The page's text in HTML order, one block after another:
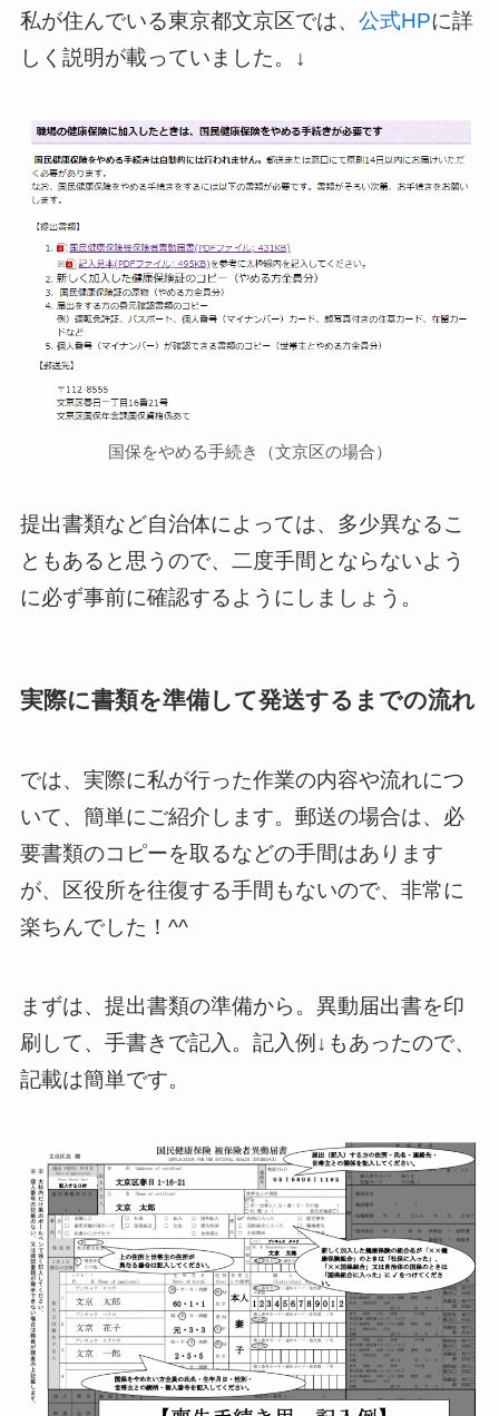
私が住んでいる東京都文京区では、 公式HPに詳
しく説明が載っていました。↓
国保をやめる手続き（文京区の場合）
提出書類など自治体によっては、多少異なるこ
ともあると思うので、二度手間とならないよう
に必ず事前に確認するようにしましょう。
実際に書類を準備して発送するまでの流れ
では、実際に私が行った作業の内容や流れにつ
いて、簡単にご紹介します。郵送の場合は、必
要書類のコピーを取るなどの手間はあります
が、区役所を往復する手間もないので、非常に
楽ちんでした！^^
まずは、提出書類の準備から。異動届出書を印
刷して、手書きで記入。記入例↓もあったので、
記載は簡単です。